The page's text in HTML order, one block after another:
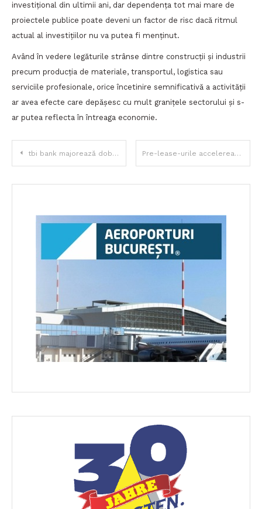
investițional din ultimii ani, dar dependența tot mai mare de
proiectele publice poate deveni un factor de risc dacă ritmul
actual al investițiilor nu va putea fi menținut.
Având în vedere legăturile strânse dintre construcții și industrii
precum producția de materiale, transportul, logistica sau
serviciile profesionale, orice încetinire semnificativă a activității
ar avea efecte care depășesc cu mult granițele sectorului și s-
ar putea reflecta în întreaga economie.
Navigare
în
tbi bank majorează dobânzile la depozite până la 7% și introduce condiții mai flexibile pentru retragerile anticipate Pre-lease-urile accelerează piața de birouri din București: semn de relansare, dar și de repoziționare a cererii